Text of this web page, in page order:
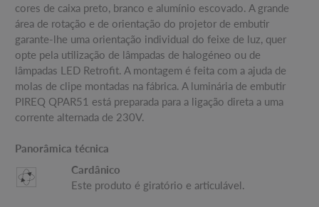
cores de caixa preto, branco e alumínio escovado. A grande
área de rotação e de orientação do projetor de embutir
garante-lhe uma orientação individual do feixe de luz, quer
opte pela utilização de lâmpadas de halogéneo ou de
lâmpadas LED Retrofit. A montagem é feita com a ajuda de
molas de clipe montadas na fábrica. A luminária de embutir
PIREQ QPAR51 está preparada para a ligação direta a uma
corrente alternada de 230V.
Panorâmica técnica
Cardânico
Este produto é giratório e articulável.